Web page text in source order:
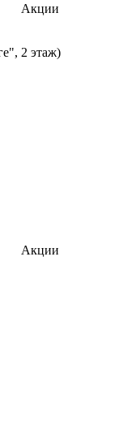
Акции
2 этаж)
Акции